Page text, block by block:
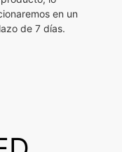
en un
de 7 días.